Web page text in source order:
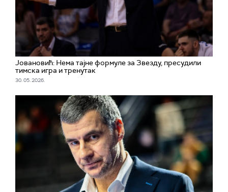
Јовановић: Нема тајне формуле за Звезду, пресудили
тимска игра и тренутак
30. 05. 2026.